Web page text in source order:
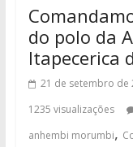
do polo da
Itapecerica
21 de setembro de
1235 visualizações
anhembi morumbi,